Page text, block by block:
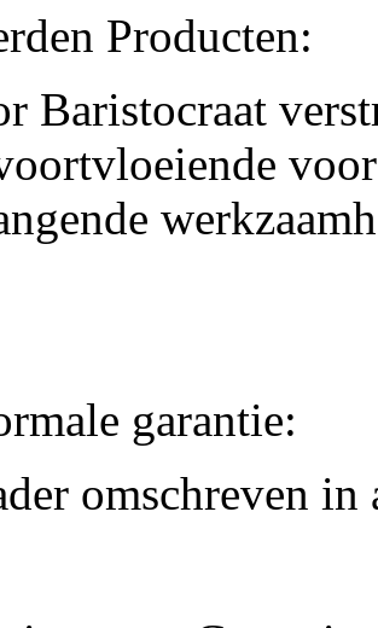
Producten:
Baristocraat
garantie:
omschreven